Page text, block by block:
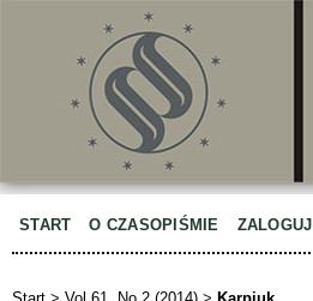
START O CZASOPIŚMIE ZALOGUJ